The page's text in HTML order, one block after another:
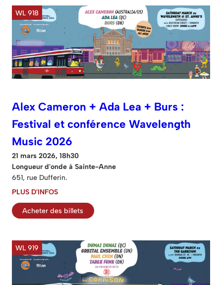
WL 918
Alex Cameron + Ada Lea + Burs :
Festival et conférence Wavelength
Music 2026
21 mars 2026, 18h30
Longueur d'onde à Sainte-Anne
651, rue Dufferin.
PLUS D'INFOS
Acheter des billets
WL 919